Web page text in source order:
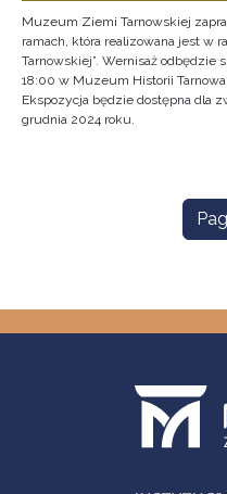
Muzeum Ziemi Tarnowskiej
ramach, która realizowana jest w
Tarnowskiej”. Wernisaż odbędzie
18:00 w Muzeum Historii
Ekspozycja będzie dostępna dla
grudnia 2024 roku.